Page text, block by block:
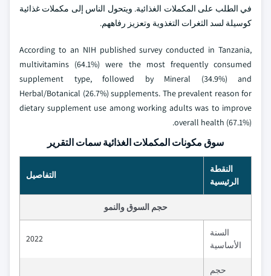
في الطلب على المكملات الغذائية. ويتحول الناس إلى مكملات غذائية
كوسيلة لسد الثغرات التغذوية وتعزيز رفاههم.
According to an NIH published survey conducted in Tanzania,
multivitamins (64.1%) were the most frequently consumed
supplement type, followed by Mineral (34.9%) and
Herbal/Botanical (26.7%) supplements. The prevalent reason for
dietary supplement use among working adults was to improve
overall health (67.1%).
سوق مكونات المكملات الغذائية سمات التقرير
النقطة
الرئيسية
التفاصيل
حجم السوق والنمو
السنة
الأساسية
2022
حجم